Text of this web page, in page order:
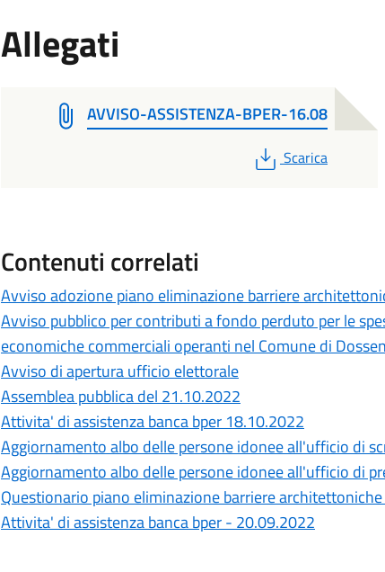
Allegati
AVVISO-ASSISTENZA-BPER-16.08
PDF
Scarica
Contenuti correlati
Avviso adozione piano eliminazione barriere
Avviso pubblico per contributi a fondo perduto per le
economiche commerciali operanti nel Comune di
Avviso di apertura ufficio elettorale
Assemblea pubblica del 21.10.2022
Attivita' di assistenza banca bper 18.10.2022
Aggiornamento albo delle persone idonee all'ufficio di
Aggiornamento albo delle persone idonee all'ufficio di
Questionario piano eliminazione barriere architettoniche
Attivita' di assistenza banca bper - 20.09.2022